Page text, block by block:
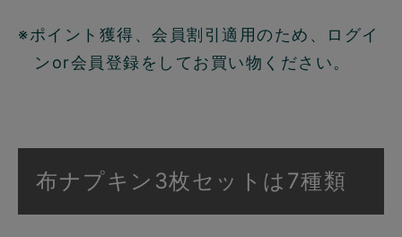
※ポイント獲得、会員割引適用のため、ログイ
ンor会員登録をしてお買い物ください。
布ナプキン3枚セットは7種類